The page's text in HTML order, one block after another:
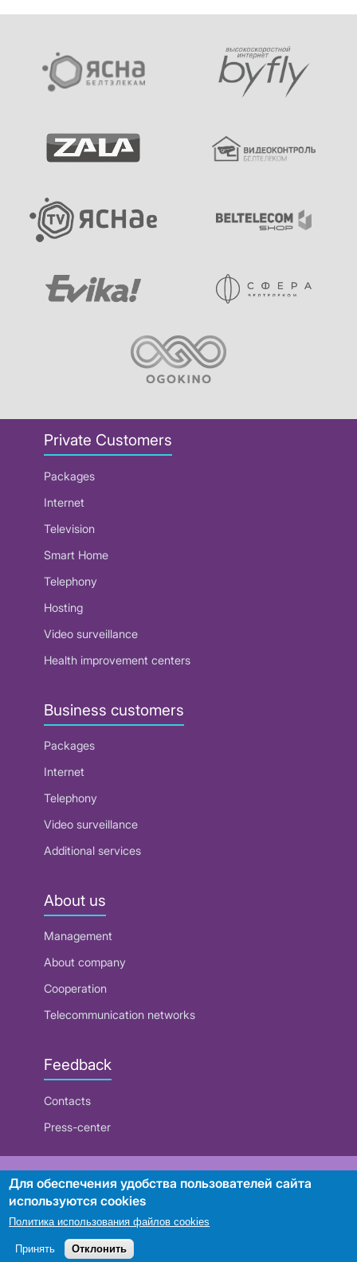
Private Customers
Packages
Internet
Television
Smart Home
Telephony
Hosting
Video surveillance
Health improvement centers
Business customers
Packages
Internet
Telephony
Video surveillance
Additional services
About us
Management
About company
Cooperation
Telecommunication networks
Feedback
Contacts
Press-center
RUE "Beltelecom"
Search
Для обеспечения удобства пользователей сайта
используются cookies
Политика использования файлов cookies
Принять Отклонить